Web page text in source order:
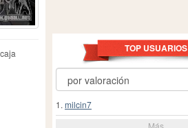
TOP USUARIOS
1. milcin7
Más